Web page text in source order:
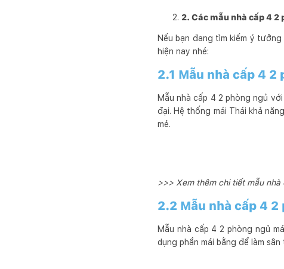
2. Các mẫu nhà cấp 4
Nếu bạn đang tìm kiếm ý
hiện nay nhé:
2.1 Mẫu nhà cấp 4 2
Mẫu nhà cấp 4 2 phòng ngủ
đại. Hệ thống mái Thái khả
mẻ.
>>> Xem thêm chi tiết mẫu
2.2 Mẫu nhà cấp 4
Mẫu nhà cấp 4 2 phòng ngủ
dụng phần mái bằng để làm